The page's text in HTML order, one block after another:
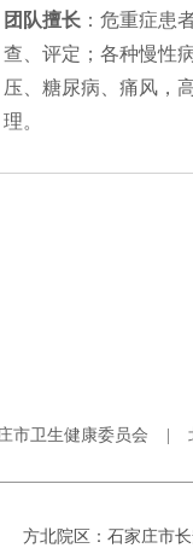
团队擅长 ：危重症患
查、评定；各种慢性
压、糖尿病、痛风，
理。
市卫生健康委员会 |
方北院区：石家庄市